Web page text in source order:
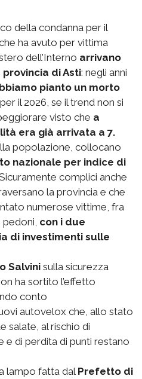
della condanna per il
ha avuto per vittima
dell’Interno arrivano
di Asti: negli anni
pianto un morto
il 2026, se il trend non si
visto che a
era già arrivata a 7.
popolazione, collocano
nazionale per indice di
complici anche
la provincia e che
numerose vittime, fra
con i due
di investimenti sulle
Salvinisulla sicurezza
ha sortito l’effetto
conto
autovelox che, allo stato
salate, al rischio di
e di perdita di punti restano
lampo fatta dal Prefetto di